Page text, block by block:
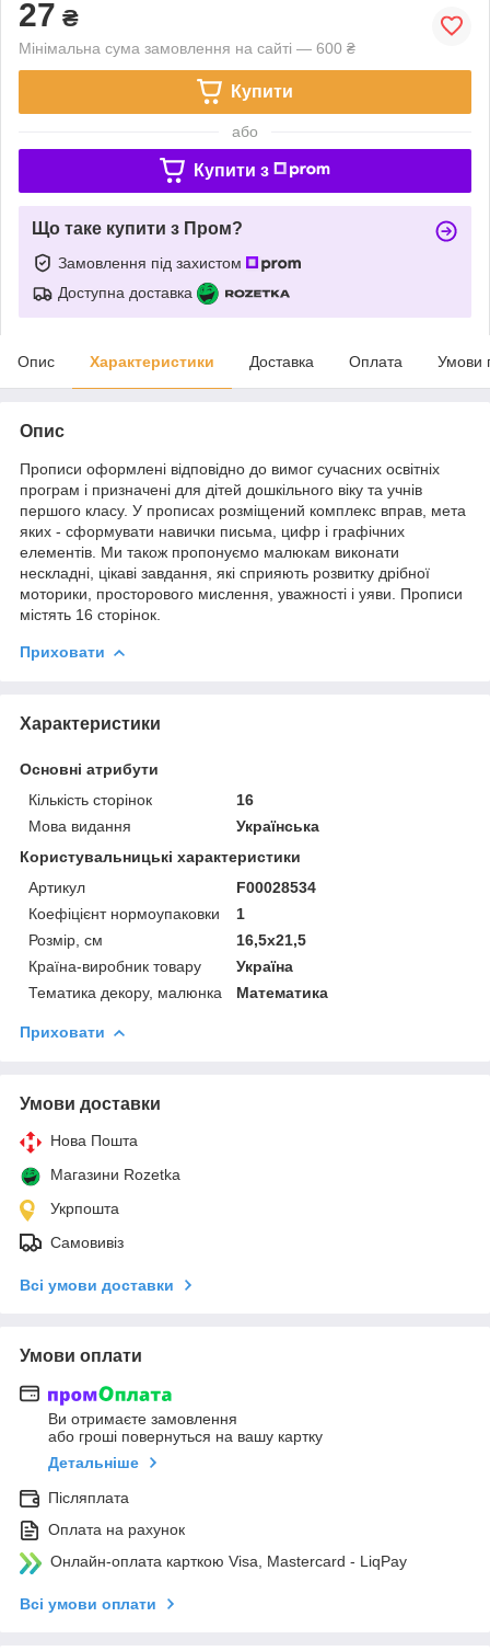
27 ₴
Мінімальна сума замовлення на сайті — 600 ₴
Купити
або
Купити з
Що таке купити з Пром?
Замовлення під захистом
Доступна доставка
Опис Характеристики Доставка Оплата Умови
Опис
Прописи оформлені відповідно до вимог сучасних освітніх
програм і призначені для дітей дошкільного віку та учнів
першого класу. У прописах розміщений комплекс вправ, мета
яких - сформувати навички письма, цифр і графічних
елементів. Ми також пропонуємо малюкам виконати
нескладні, цікаві завдання, які сприяють розвитку дрібної
моторики, просторового мислення, уважності і уяви. Прописи
містять 16 сторінок.
Приховати
Характеристики
Основні атрибути
Кількість сторінок
16
Мова видання
Українська
Користувальницькі характеристики
Артикул
F00028534
Коефіцієнт нормоупаковки
1
Розмір, см
16,5х21,5
Країна-виробник товару
Україна
Тематика декору, малюнка
Математика
Приховати
Умови доставки
Нова Пошта
Магазини Rozetka
Укрпошта
Самовивіз
Всі умови доставки
Умови оплати
Ви отримаєте замовлення
або гроші повернуться на вашу картку
Детальніше
Післяплата
Оплата на рахунок
Онлайн-оплата карткою Visa, Mastercard - LiqPay
Всі умови оплати